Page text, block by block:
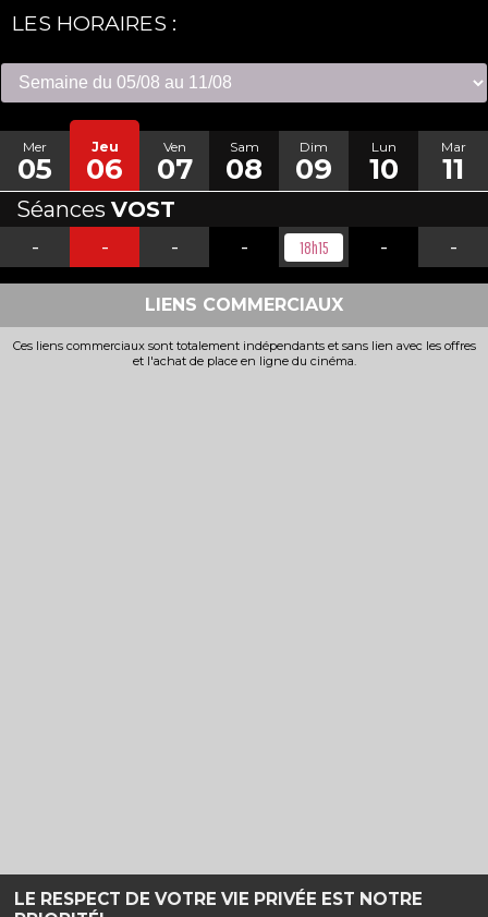
LE RESPECT DE VOTRE VIE PRIVÉE EST NOTRE
LES HORAIRES :
Mer
05
Jeu
06
Ven
07
Sam
08
Dim
09
Lun
10
Mar
11
Séances VOST
-
- - - 18h15 - -
LIENS COMMERCIAUX
Ces liens commerciaux sont totalement indépendants et sans lien avec les offres
et l'achat de place en ligne du cinéma.